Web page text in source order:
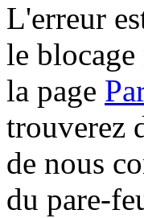
L'erreur
le
la page
trouverez
de nous
du pare-